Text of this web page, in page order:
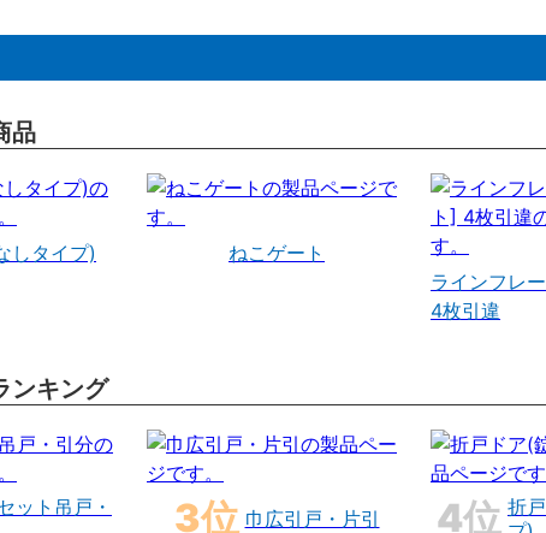
品
しタイプ)
ねこゲート
ラインフレ
4枚引違
ンキング
ット吊戸・
巾広引戸・片引
折